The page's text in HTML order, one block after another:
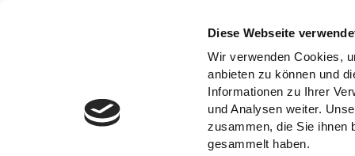
Diese Webseite
Wir verwenden Cookies,
anbieten zu können und
Informationen zu Ihrer
und Analysen weiter.
zusammen, die Sie ihnen
gesammelt haben.